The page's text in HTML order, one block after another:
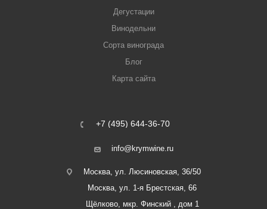
Дегустации
Винодельни
Сорта винограда
Блог
Карта сайта
+7 (495) 644-36-70
info@krymwine.ru
Москва, ул. Люсиновская, 36/50
Москва, ул. 1-я Брестская, 66
Щёлково, мкр. Финский , дом 1